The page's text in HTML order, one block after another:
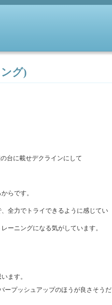
グ)
台に載せデクラインにして
らです。
全力でトライできるように感じてい
ーニングになる気がしています。
ます。
ープッシュアップのほうが良さそうだ